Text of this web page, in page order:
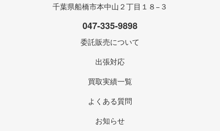
千葉県船橋市本中山２丁目１８−３
047-335-9898
委託販売について
出張対応
買取実績一覧
よくある質問
お知らせ